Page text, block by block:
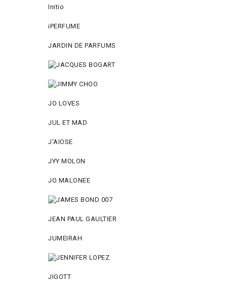
Initio
iPERFUME
JARDIN DE PARFUMS
JO LOVES
JUL ET MAD
J'AIOSE
JYY МОLON
JO MАLОNEE
JEAN PAUL GAULTIER
JUMEIRAH
JIGOTT